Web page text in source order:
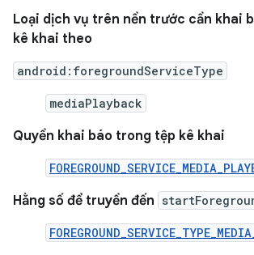
Loại dịch vụ trên nền trước cần khai
kê khai theo
android:foregroundServiceType
mediaPlayback
Quyền khai báo trong tệp kê khai
Hằng số để truyền đến